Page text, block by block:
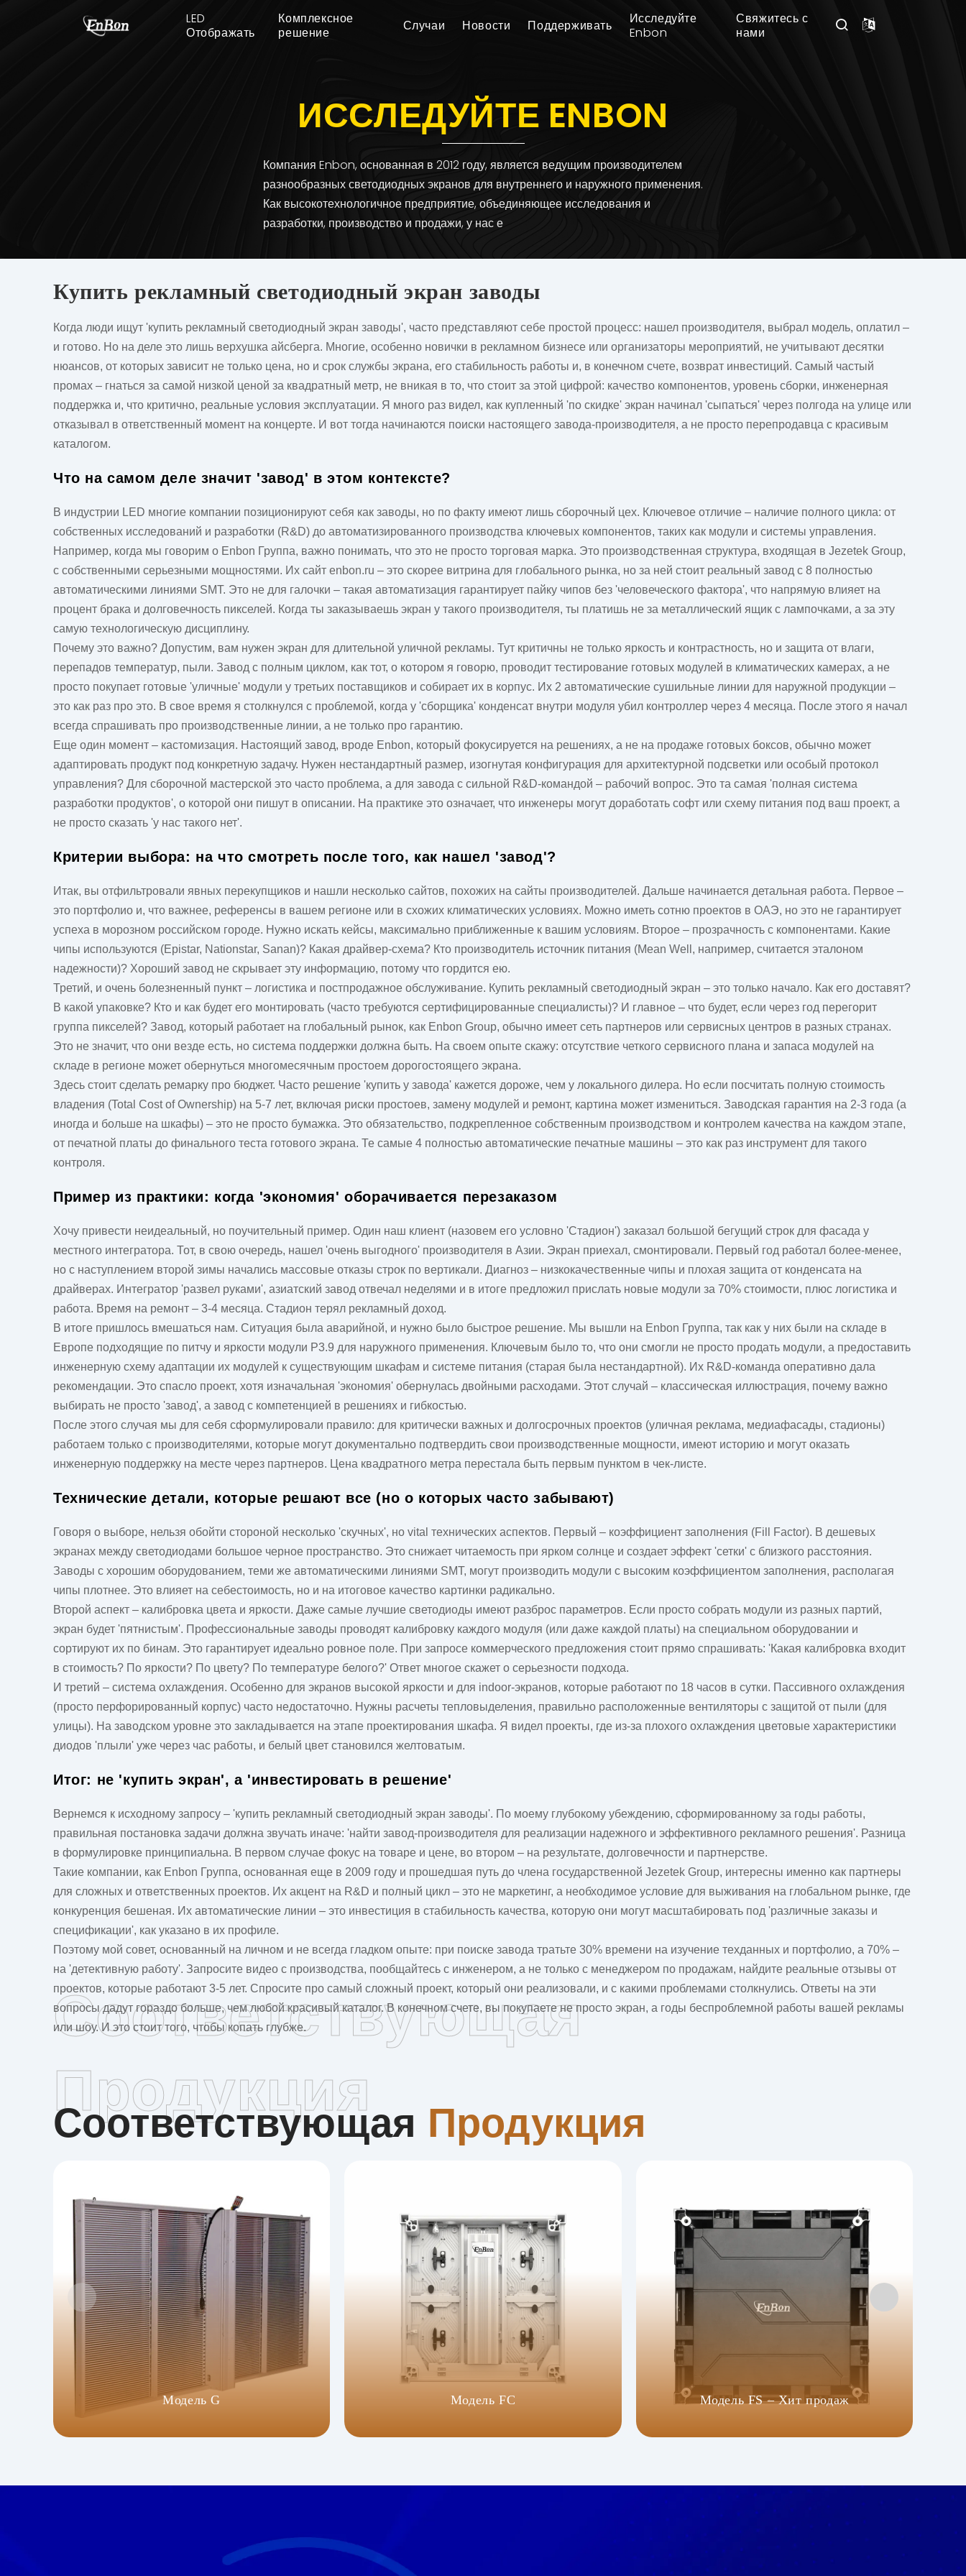
LED
Отображать
Комплексное
решение
Случаи Новости Поддерживать
Исследуйте
Enbon
Свяжитесь с
нами
ИССЛЕДУЙТЕ ENBON
Компания Enbon, основанная в 2012 году, является ведущим производителем
разнообразных светодиодных экранов для внутреннего и наружного применения.
Как высокотехнологичное предприятие, объединяющее исследования и
разработки, производство и продажи, у нас е
Купить рекламный светодиодный экран заводы
Когда люди ищут 'купить рекламный светодиодный экран заводы', часто представляют себе простой процесс: нашел производителя, выбрал модель, оплатил –
и готово. Но на деле это лишь верхушка айсберга. Многие, особенно новички в рекламном бизнесе или организаторы мероприятий, не учитывают десятки
нюансов, от которых зависит не только цена, но и срок службы экрана, его стабильность работы и, в конечном счете, возврат инвестиций. Самый частый
промах – гнаться за самой низкой ценой за квадратный метр, не вникая в то, что стоит за этой цифрой: качество компонентов, уровень сборки, инженерная
поддержка и, что критично, реальные условия эксплуатации. Я много раз видел, как купленный 'по скидке' экран начинал 'сыпаться' через полгода на улице или
отказывал в ответственный момент на концерте. И вот тогда начинаются поиски настоящего завода-производителя, а не просто перепродавца с красивым
каталогом.
Что на самом деле значит 'завод' в этом контексте?
В индустрии LED многие компании позиционируют себя как заводы, но по факту имеют лишь сборочный цех. Ключевое отличие – наличие полного цикла: от
собственных исследований и разработки (R&D) до автоматизированного производства ключевых компонентов, таких как модули и системы управления.
Например, когда мы говорим о Enbon Группа, важно понимать, что это не просто торговая марка. Это производственная структура, входящая в Jezetek Group,
с собственными серьезными мощностями. Их сайт enbon.ru – это скорее витрина для глобального рынка, но за ней стоит реальный завод с 8 полностью
автоматическими линиями SMT. Это не для галочки – такая автоматизация гарантирует пайку чипов без 'человеческого фактора', что напрямую влияет на
процент брака и долговечность пикселей. Когда ты заказываешь экран у такого производителя, ты платишь не за металлический ящик с лампочками, а за эту
самую технологическую дисциплину.
Почему это важно? Допустим, вам нужен экран для длительной уличной рекламы. Тут критичны не только яркость и контрастность, но и защита от влаги,
перепадов температур, пыли. Завод с полным циклом, как тот, о котором я говорю, проводит тестирование готовых модулей в климатических камерах, а не
просто покупает готовые 'уличные' модули у третьих поставщиков и собирает их в корпус. Их 2 автоматические сушильные линии для наружной продукции –
это как раз про это. В свое время я столкнулся с проблемой, когда у 'сборщика' конденсат внутри модуля убил контроллер через 4 месяца. После этого я начал
всегда спрашивать про производственные линии, а не только про гарантию.
Еще один момент – кастомизация. Настоящий завод, вроде Enbon, который фокусируется на решениях, а не на продаже готовых боксов, обычно может
адаптировать продукт под конкретную задачу. Нужен нестандартный размер, изогнутая конфигурация для архитектурной подсветки или особый протокол
управления? Для сборочной мастерской это часто проблема, а для завода с сильной R&D-командой – рабочий вопрос. Это та самая 'полная система
разработки продуктов', о которой они пишут в описании. На практике это означает, что инженеры могут доработать софт или схему питания под ваш проект, а
не просто сказать 'у нас такого нет'.
Критерии выбора: на что смотреть после того, как нашел 'завод'?
Итак, вы отфильтровали явных перекупщиков и нашли несколько сайтов, похожих на сайты производителей. Дальше начинается детальная работа. Первое –
это портфолио и, что важнее, референсы в вашем регионе или в схожих климатических условиях. Можно иметь сотню проектов в ОАЭ, но это не гарантирует
успеха в морозном российском городе. Нужно искать кейсы, максимально приближенные к вашим условиям. Второе – прозрачность с компонентами. Какие
чипы используются (Epistar, Nationstar, Sanan)? Какая драйвер-схема? Кто производитель источник питания (Mean Well, например, считается эталоном
надежности)? Хороший завод не скрывает эту информацию, потому что гордится ею.
Третий, и очень болезненный пункт – логистика и постпродажное обслуживание. Купить рекламный светодиодный экран – это только начало. Как его доставят?
В какой упаковке? Кто и как будет его монтировать (часто требуются сертифицированные специалисты)? И главное – что будет, если через год перегорит
группа пикселей? Завод, который работает на глобальный рынок, как Enbon Group, обычно имеет сеть партнеров или сервисных центров в разных странах.
Это не значит, что они везде есть, но система поддержки должна быть. На своем опыте скажу: отсутствие четкого сервисного плана и запаса модулей на
складе в регионе может обернуться многомесячным простоем дорогостоящего экрана.
Здесь стоит сделать ремарку про бюджет. Часто решение 'купить у завода' кажется дороже, чем у локального дилера. Но если посчитать полную стоимость
владения (Total Cost of Ownership) на 5-7 лет, включая риски простоев, замену модулей и ремонт, картина может измениться. Заводская гарантия на 2-3 года (а
иногда и больше на шкафы) – это не просто бумажка. Это обязательство, подкрепленное собственным производством и контролем качества на каждом этапе,
от печатной платы до финального теста готового экрана. Те самые 4 полностью автоматические печатные машины – это как раз инструмент для такого
контроля.
Пример из практики: когда 'экономия' оборачивается перезаказом
Хочу привести неидеальный, но поучительный пример. Один наш клиент (назовем его условно 'Стадион') заказал большой бегущий строк для фасада у
местного интегратора. Тот, в свою очередь, нашел 'очень выгодного' производителя в Азии. Экран приехал, смонтировали. Первый год работал более-менее,
но с наступлением второй зимы начались массовые отказы строк по вертикали. Диагноз – низкокачественные чипы и плохая защита от конденсата на
драйверах. Интегратор 'развел руками', азиатский завод отвечал неделями и в итоге предложил прислать новые модули за 70% стоимости, плюс логистика и
работа. Время на ремонт – 3-4 месяца. Стадион терял рекламный доход.
В итоге пришлось вмешаться нам. Ситуация была аварийной, и нужно было быстрое решение. Мы вышли на Enbon Группа, так как у них были на складе в
Европе подходящие по питчу и яркости модули P3.9 для наружного применения. Ключевым было то, что они смогли не просто продать модули, а предоставить
инженерную схему адаптации их модулей к существующим шкафам и системе питания (старая была нестандартной). Их R&D-команда оперативно дала
рекомендации. Это спасло проект, хотя изначальная 'экономия' обернулась двойными расходами. Этот случай – классическая иллюстрация, почему важно
выбирать не просто 'завод', а завод с компетенцией в решениях и гибкостью.
После этого случая мы для себя сформулировали правило: для критически важных и долгосрочных проектов (уличная реклама, медиафасады, стадионы)
работаем только с производителями, которые могут документально подтвердить свои производственные мощности, имеют историю и могут оказать
инженерную поддержку на месте через партнеров. Цена квадратного метра перестала быть первым пунктом в чек-листе.
Технические детали, которые решают все (но о которых часто забывают)
Говоря о выборе, нельзя обойти стороной несколько 'скучных', но vital технических аспектов. Первый – коэффициент заполнения (Fill Factor). В дешевых
экранах между светодиодами большое черное пространство. Это снижает читаемость при ярком солнце и создает эффект 'сетки' с близкого расстояния.
Заводы с хорошим оборудованием, теми же автоматическими линиями SMT, могут производить модули с высоким коэффициентом заполнения, располагая
чипы плотнее. Это влияет на себестоимость, но и на итоговое качество картинки радикально.
Второй аспект – калибровка цвета и яркости. Даже самые лучшие светодиоды имеют разброс параметров. Если просто собрать модули из разных партий,
экран будет 'пятнистым'. Профессиональные заводы проводят калибровку каждого модуля (или даже каждой платы) на специальном оборудовании и
сортируют их по бинам. Это гарантирует идеально ровное поле. При запросе коммерческого предложения стоит прямо спрашивать: 'Какая калибровка входит
в стоимость? По яркости? По цвету? По температуре белого?' Ответ многое скажет о серьезности подхода.
И третий – система охлаждения. Особенно для экранов высокой яркости и для indoor-экранов, которые работают по 18 часов в сутки. Пассивного охлаждения
(просто перфорированный корпус) часто недостаточно. Нужны расчеты тепловыделения, правильно расположенные вентиляторы с защитой от пыли (для
улицы). На заводском уровне это закладывается на этапе проектирования шкафа. Я видел проекты, где из-за плохого охлаждения цветовые характеристики
диодов 'плыли' уже через час работы, и белый цвет становился желтоватым.
Итог: не 'купить экран', а 'инвестировать в решение'
Вернемся к исходному запросу – 'купить рекламный светодиодный экран заводы'. По моему глубокому убеждению, сформированному за годы работы,
правильная постановка задачи должна звучать иначе: 'найти завод-производителя для реализации надежного и эффективного рекламного решения'. Разница
в формулировке принципиальна. В первом случае фокус на товаре и цене, во втором – на результате, долговечности и партнерстве.
Такие компании, как Enbon Группа, основанная еще в 2009 году и прошедшая путь до члена государственной Jezetek Group, интересны именно как партнеры
для сложных и ответственных проектов. Их акцент на R&D и полный цикл – это не маркетинг, а необходимое условие для выживания на глобальном рынке, где
конкуренция бешеная. Их автоматические линии – это инвестиция в стабильность качества, которую они могут масштабировать под 'различные заказы и
спецификации', как указано в их профиле.
Поэтому мой совет, основанный на личном и не всегда гладком опыте: при поиске завода тратьте 30% времени на изучение техданных и портфолио, а 70% –
на 'детективную работу'. Запросите видео с производства, пообщайтесь с инженером, а не только с менеджером по продажам, найдите реальные отзывы от
проектов, которые работают 3-5 лет. Спросите про самый сложный проект, который они реализовали, и с какими проблемами столкнулись. Ответы на эти
вопросы дадут гораздо больше, чем любой красивый каталог. В конечном счете, вы покупаете не просто экран, а годы беспроблемной работы вашей рекламы
или шоу. И это стоит того, чтобы копать глубже.
Соответствующая Продукция
Соответствующая
Продукция
Модель G Модель FC Модель FS – Хит продаж